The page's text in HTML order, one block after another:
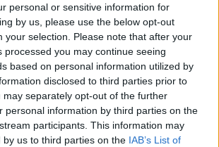
personal or sensitive information for
by us, please use the below opt-out
your selection. Please note that after your
processed you may continue seeing
based on personal information utilized by
disclosed to third parties prior to
may separately opt-out of the further
personal information by third parties on the
participants. This information may
by us to third parties on the IAB’s List of
ant
Kriminalai
Kaltinamasis terorizmo
byloje Salmanovas: aš
myliu taiką